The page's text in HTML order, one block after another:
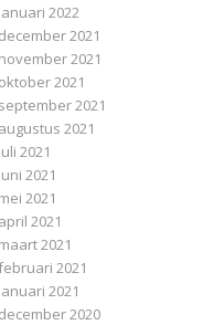
januari 2022
december 2021
november 2021
oktober 2021
september 2021
augustus 2021
juli 2021
juni 2021
mei 2021
april 2021
maart 2021
2021
januari 2021
december 2020